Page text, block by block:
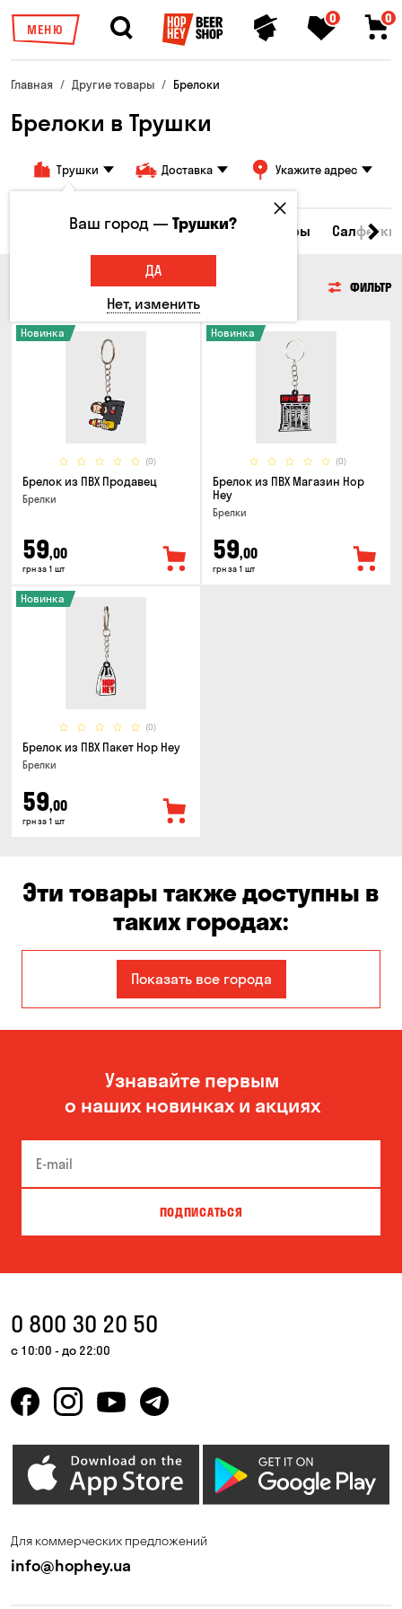
МЕНЮ
0 0
Главная Другие товары Брелоки
Брелоки в Трушки
Трушки Доставка Укажите адрес
Бокалы и кружки Брелоки Стикеры Салфетки
БРЕЛОКИ ФИЛЬТР
(0)
Новинка
Брелок из ПВХ Продавец
Брелки
59,00
грн за 1 шт
(0)
Новинка
Брелок из ПВХ Магазин Hop
Hey
Брелки
59,00
грн за 1 шт
(0)
Новинка
Брелок из ПВХ Пакет Hop Hey
Брелки
59,00
грн за 1 шт
Эти товары также доступны в
таких городах:
Авангард
Белая Церковь Белогородка
Великая Северинка Вита-Почтовая
Власовка
Гатное Гнедин
Киев
Красноселка Кременчуг
Кропивницкий
Показать все города
Узнавайте первым
о наших новинках и акциях
ПОДПИСАТЬСЯ
0 800 30 20 50
с 10:00 - до 22:00
Для коммерческих предложений
info@hophey.ua
Ваш город —Трушки?
ДА
Нет, изменить